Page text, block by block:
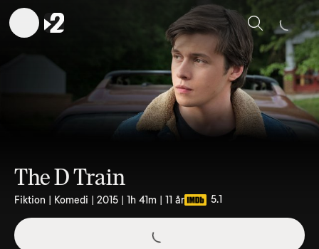
Sök
The D Train
Fiktion | Komedi | 2015 | 1h 41m | 11 år 5.1